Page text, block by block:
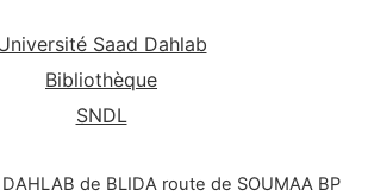
Saad Dahlab
Bibliothèque
SNDL
de BLIDA route de SOUMAA BP